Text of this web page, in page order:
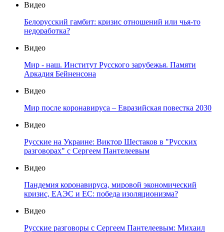
Видео
Белорусский гамбит: кризис отношений или чья-то
недоработка?
Видео
Мир - наш. Институт Русского зарубежья. Памяти
Аркадия Бейненсона
Видео
Мир после коронавируса – Евразийская повестка 2030
Видео
Русские на Украине: Виктор Шестаков в "Русских
разговорах" с Сергеем Пантелеевым
Видео
Пандемия коронавируса, мировой экономический
кризис, ЕАЭС и ЕС: победа изоляционизма?
Видео
Русские разговоры с Сергеем Пантелеевым: Михаил